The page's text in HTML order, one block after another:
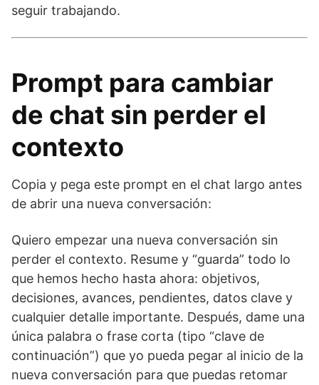
seguir trabajando.
Prompt para cambiar
de chat sin perder el
contexto
Copia y pega este prompt en el chat largo antes
de abrir una nueva conversación:
Quiero empezar una nueva conversación sin
perder el contexto. Resume y “guarda” todo lo
que hemos hecho hasta ahora: objetivos,
decisiones, avances, pendientes, datos clave y
cualquier detalle importante. Después, dame una
única palabra o frase corta (tipo “clave de
continuación”) que yo pueda pegar al inicio de la
nueva conversación para que puedas retomar